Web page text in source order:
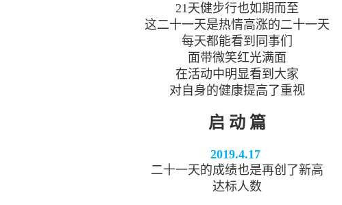
21天健步行也如期而至
这二十一天是热情高涨的二十一天
每天都能看到同事们
面带微笑红光满面
在活动中明显看到大家
对自身的健康提高了重视
启 动 篇
2019.4.17
二十一天的成绩也是再创了新高
达标人数